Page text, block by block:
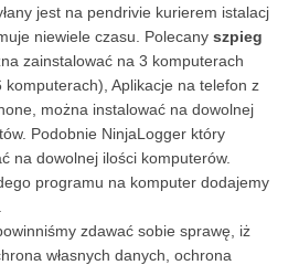
jest na pendrivie kurierem istalacj
niewiele czasu. Polecany szpieg
zainstalować na 3 komputerach
Aplikacje na telefon z
można instalować na dowolnej
Podobnie NinjaLogger który
na dowolnej ilości komputerów.
programu na komputer dodajemy
zdawać sobie sprawę, iż
własnych danych, ochrona